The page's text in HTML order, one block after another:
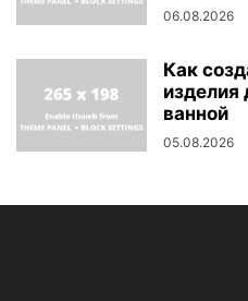
06.08.2026
Как
изделия
ванной
05.08.2026